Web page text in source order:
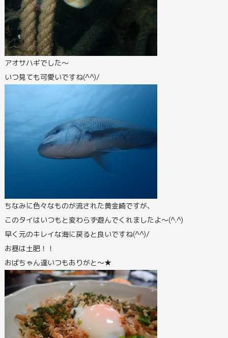
アオサハギでした～
いつ見ても可愛いですね(^^)/
ちなみに色々なものが流された黄金崎ですが、
このタイはいつもと変わらず遊んでくれましたよ～(^.^)
早く元のキレイな海に戻ると良いですね(^^)/
お昼は土肥！！
おばちゃん達いつもありがと～★